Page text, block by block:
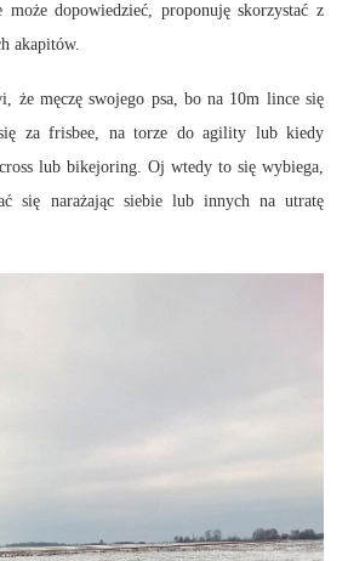
dopowiedzieć, proponuję skorzystać z
akapitów.
że męczę swojego psa, bo na 10m lince się
za frisbee, na torze do agility lub kiedy
lub bikejoring. Oj wtedy to się wybiega,
się narażając siebie lub innych na utratę